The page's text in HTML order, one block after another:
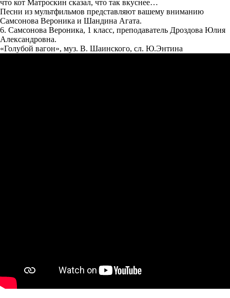
что кот Матроскин сказал, что так вкуснее…
Песни из мультфильмов представляют вашему вниманию
Самсонова Вероника и Шандина Агата.
6. Самсонова Вероника, 1 класс, преподаватель Дроздова Юлия
Александровна.
«Голубой вагон», муз. В. Шаинского, сл. Ю.Энтина